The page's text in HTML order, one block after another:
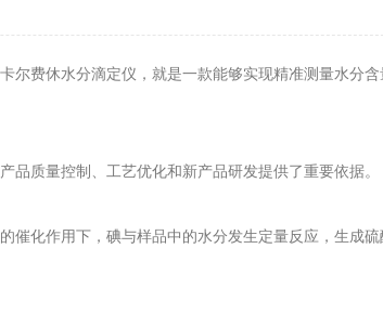
费休水分滴定仪，就是一款能够实现精准测量水分含
质量控制、工艺优化和新产品研发提供了重要依据。
化作用下，碘与样品中的水分发生定量反应，生成